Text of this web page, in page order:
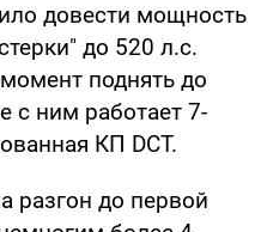
довести мощность
до 520 л.с.
поднять до
ним работает 7-
КП DCT.
разгон до первой